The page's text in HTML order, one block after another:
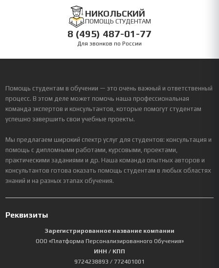
НИКОЛЬСКИЙ
ПОМОЩЬ СТУДЕНТАМ
8 (495) 487-01-77
Для звонков по России
Помощь студентам в обучении — это очень важный и ответственный
процесс. В этом деле может помочь наша профессиональная
команда экспертов и консультантов, которые помогут студентам
успешно завершить свои учебные проекты.
Мы предлагаем широкий спектр услуг для студентов: консультация и
помощь с дипломными работами, курсовыми, проектами,
практическими заданиями и др. Наша команда опытных авторов и
консультантов готова оказать помощь студентам в любых областях
знаний и на разных этапах обучения.
Реквизиты
Зарегистрированное название компании
ООО «Платформа Персонализированного Обучения»
ИНН / КПП
9724238893 / 772401001